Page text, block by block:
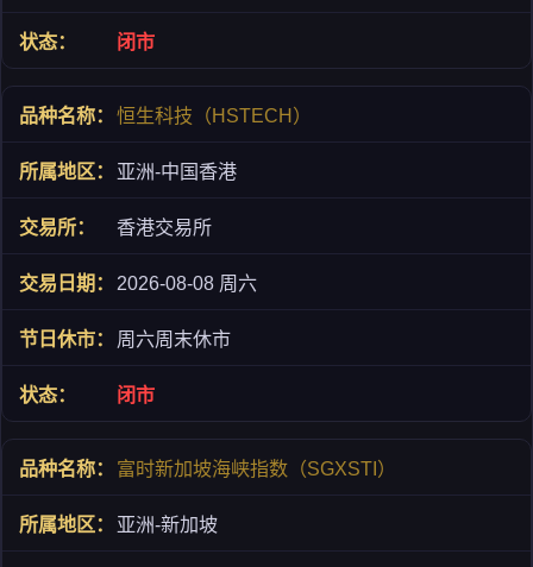
闭市
恒生科技（HSTECH）
亚洲-中国香港
香港交易所
2026-08-08 周六
周六周末休市
闭市
富时新加坡海峡指数（SGXSTI）
亚洲-新加坡